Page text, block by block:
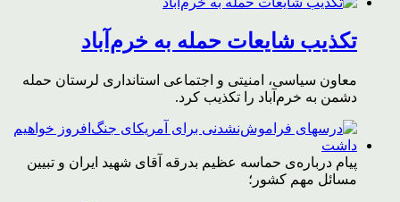
تکذیب شایعات حمله به خرم‌آباد
معاون سیاسی، امنیتی و اجتماعی استانداری لرستان حمله
دشمن به خرم‌آباد را تکذیب کرد.
پیام درباره‌ی حماسه عظیم بدرقه آقای شهید ایران و تبیین
مسائل مهم کشور؛